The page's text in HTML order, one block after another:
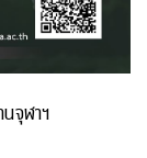
นจุฬาฯ